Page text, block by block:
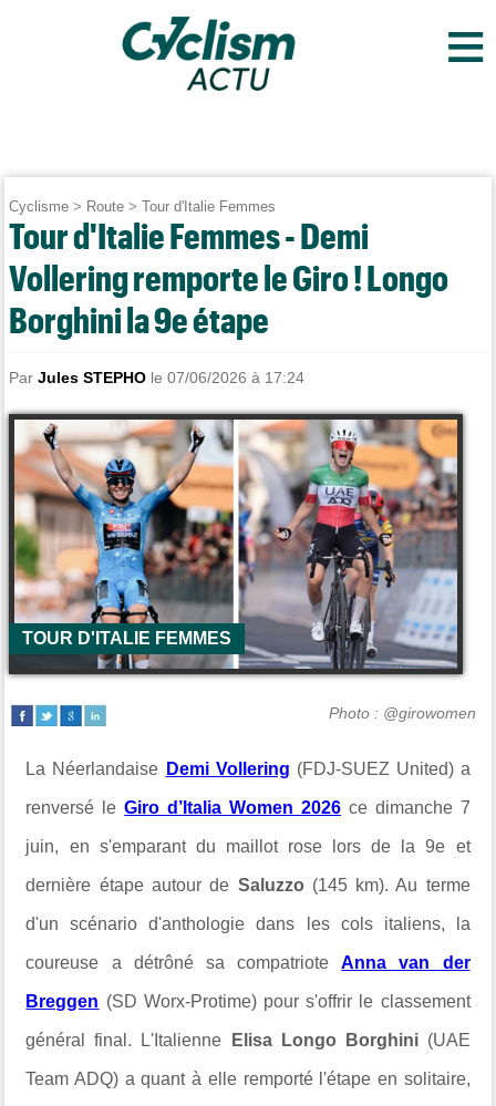
≡
Cyclisme > Route >Tour d'Italie Femmes
Tour d'Italie Femmes - Demi
Vollering remporte le Giro ! Longo
Borghini la 9e étape
ParJules STEPHO le 07/06/2026 à 17:24
TOUR D'ITALIE FEMMES
Photo : @girowomen
La Néerlandaise Demi Vollering (FDJ-SUEZ United) a
renversé leGiro d’Italia Women 2026ce dimanche 7
juin, en s'emparant du maillot rose lors de la 9e et
dernière étape autour de Saluzzo (145 km). Au terme
d'un scénario d'anthologie dans les cols italiens, la
coureuse a détrôné sa compatrioteAnna van der
Breggen (SD Worx-Protime) pour s'offrir le classement
général final. L'Italienne Elisa Longo Borghini(UAE
Team ADQ) a quant à elle remporté l'étape en solitaire,